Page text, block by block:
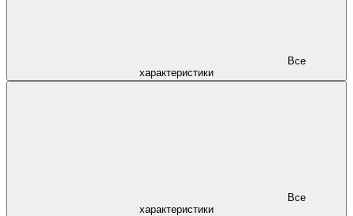
характеристики
характеристики